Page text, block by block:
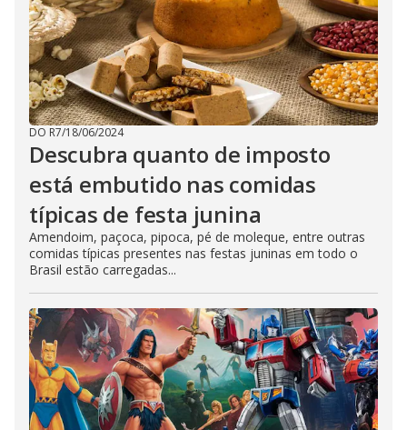
DO R7/18/06/2024
Descubra quanto de imposto
está embutido nas comidas
típicas de festa junina
Amendoim, paçoca, pipoca, pé de moleque, entre outras
comidas típicas presentes nas festas juninas em todo o
Brasil estão carregadas...